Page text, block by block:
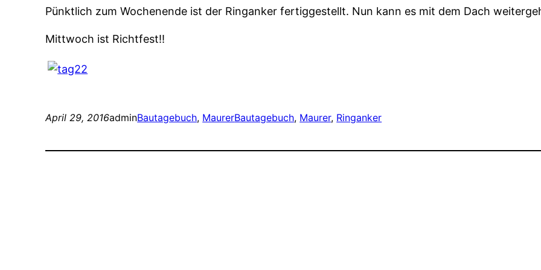
Pünktlich zum Wochenende ist der Ringanker fertiggestellt. Nun kann es mit dem Dach
Mittwoch ist Richtfest!!
April 29, 2016adminBautagebuch, MaurerBautagebuch, Maurer, Ringanker